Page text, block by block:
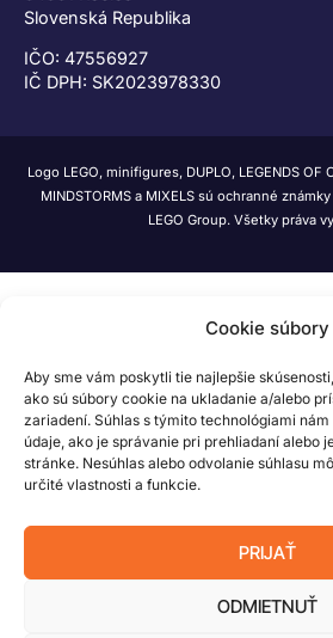
Cookie súbory
Aby sme vám poskytli tie najlepšie
ako sú súbory cookie na ukladanie a/alebo
zariadení. Súhlas s týmito technológiami
údaje, ako je správanie pri prehliadaní alebo
stránke. Nesúhlas alebo odvolanie súhlasu
určité vlastnosti a funkcie.
PRIJAŤ
ODMIETNUŤ
Slovenská Republika
IČO: 47556927
IČ DPH: SK2023978330
Logo LEGO, minifigures, DUPLO, LEGENDS OF
MINDSTORMS a MIXELS sú ochranné
LEGO Group. Všetky práva